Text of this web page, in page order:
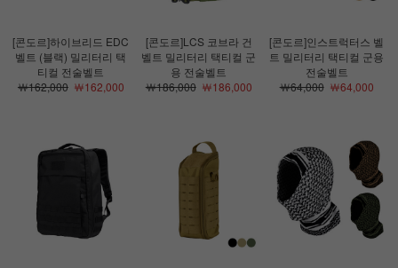
[콘도르]하이브리드 EDC
벨트 (블랙) 밀리터리 택
티컬 전술벨트
￦162,000￦162,000
[콘도르]LCS 코브라 건
벨트 밀리터리 택티컬 군
용 전술벨트
￦186,000￦186,000
[콘도르]인스트럭터스 벨
트 밀리터리 택티컬 군용
전술벨트
￦64,000￦64,000